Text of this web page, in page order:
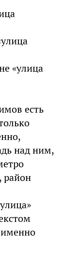
«улица
есть
над ним,
район
именно